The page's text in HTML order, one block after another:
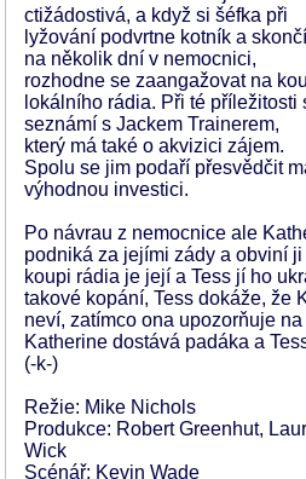
ctižádostivá, a když si šéfka při
lyžování podvrtne kotník a skončí
na několik dní v nemocnici,
rozhodne se zaangažovat na
lokálního rádia. Při té příležitosti
seznámí s Jackem Trainerem,
který má také o akvizici zájem.
Spolu se jim podaří přesvědčit
výhodnou investici.
Po návrau z nemocnice ale
podniká za jejími zády a obviní
koupi rádia je její a Tess jí ho
takové kopání, Tess dokáže, že
neví, zatímco ona upozorňuje
Katherine dostává padáka a
(-k-)
Režie: Mike Nichols
Produkce: Robert Greenhut,
Wick
Scénář: Kevin Wade